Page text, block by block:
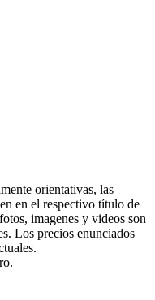
orientativas, las
en el respectivo título de
imagenes y videos son
Los precios enunciados